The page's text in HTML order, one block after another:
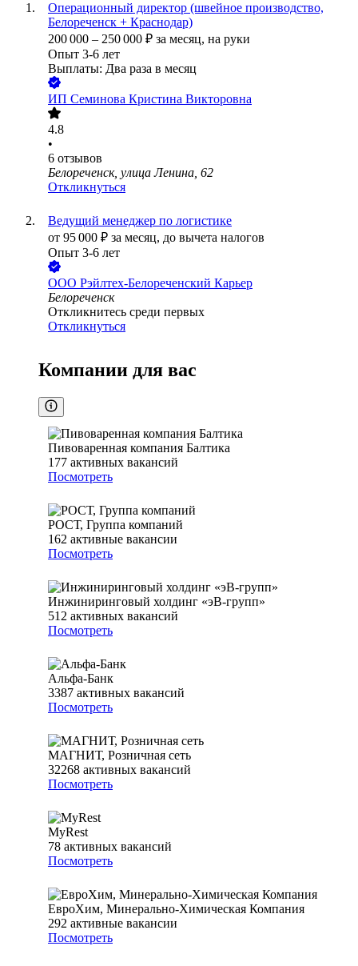
Операционный директор (швейное производство,
Белореченск + Краснодар)
200 000 – 250 000 ₽ за месяц, на руки
Опыт 3-6 лет
Выплаты: Два раза в месяц
ИП Семинова Кристина Викторовна
4.8
•
6 отзывов
Белореченск, улица Ленина, 62
Откликнуться
Ведущий менеджер по логистике
от 95 000 ₽ за месяц, до вычета налогов
Опыт 3-6 лет
ООО Рэйлтех-Белореченский Карьер
Белореченск
Откликнитесь среди первых
Откликнуться
Компании для вас
Пивоваренная компания Балтика
177 активных вакансий
Посмотреть
РОСТ, Группа компаний
162 активные вакансии
Посмотреть
Инжиниринговый холдинг «эВ-групп»
512 активных вакансий
Посмотреть
Альфа-Банк
3387 активных вакансий
Посмотреть
МАГНИТ, Розничная сеть
32268 активных вакансий
Посмотреть
MyRest
78 активных вакансий
Посмотреть
ЕвроХим, Минерально-Химическая Компания
292 активные вакансии
Посмотреть